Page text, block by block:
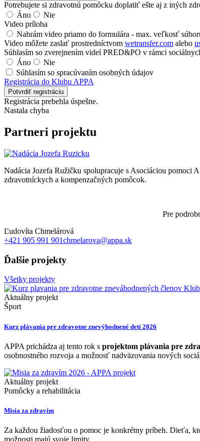
Potrebujete si zdravotnú pomôcku doplatiť ešte aj z iných
Áno
Nie
Video príloha
Nahrám video priamo do formulára - max. veľkosť
Video môžete zaslať prostredníctvom wetransfer.com alebo
Súhlasím so zverejnením videí PRED&PO v rámci
Áno
Nie
Súhlasím so spracúvaním osobných údajov
Registrácia do Klubu APPA
Potvrdiť registráciu
Registrácia prebehla úspešne.
Nastala chyba
Partneri projektu
Nadácia Jozefa Ružičku spolupracuje s Asociáciou pomoci
zdravotníckych a kompenzačných pomôcok.
Pre
Ľudovíta Chmelárová
+421 905 991 901chmelarova@appa.sk
Ďalšie projekty
Všetky projekty
Aktuálny projekt
Šport
Kurz plávania pre zdravotne znevýhodnené deti 2026
APPA prichádza aj tento rok s projektom plávania pre
osobnostného rozvoja a možnosť nadväzovania nových
Aktuálny projekt
Pomôcky a rehabilitácia
Misia za zdravím
Za každou žiadosťou o pomoc je konkrétny príbeh. Dieťa,